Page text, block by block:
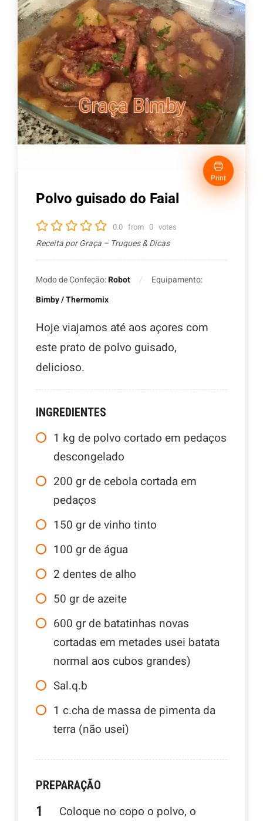
Print
Polvo guisado do Faial
0.0 from 0 votes
Receita por Graça – Truques & Dicas
Modo de Confeção:Robot
Equipamento:
Bimby / Thermomix
Hoje viajamos até aos açores com
este prato de polvo guisado,
delicioso.
INGREDIENTES
1 kg de polvo cortado em pedaços
descongelado
200 gr de cebola cortada em
pedaços
150 gr de vinho tinto
100 gr de água
2 dentes de alho
50 gr de azeite
600 gr de batatinhas novas
cortadas em metades usei batata
normal aos cubos grandes)
Sal.q.b
1 c.cha de massa de pimenta da
terra (não usei)
PREPARAÇÃO
Coloque no copo o polvo, o